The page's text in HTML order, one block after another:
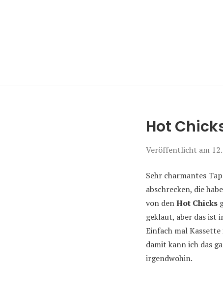
Hot
Veröffentlicht am
Sehr charmantes
abschrecken, die
von denHot Chicks
geklaut, aber das ist
Einfach mal
damit kann ich das
irgendwohin.